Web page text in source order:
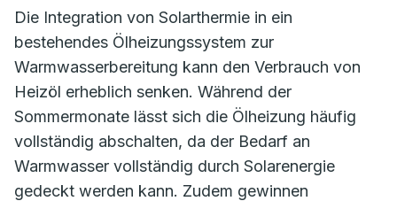
Die Integration von Solarthermie in ein
bestehendes Ölheizungssystem zur
Warmwasserbereitung kann den Verbrauch von
Heizöl erheblich senken. Während der
Sommermonate lässt sich die Ölheizung häufig
vollständig abschalten, da der Bedarf an
Warmwasser vollständig durch Solarenergie
gedeckt werden kann. Zudem gewinnen